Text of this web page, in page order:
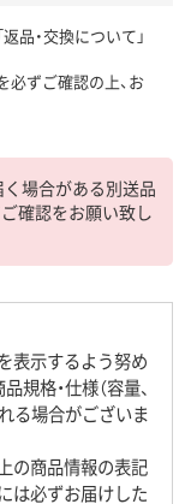
品・交換について」
を必ずご確認の上、お
場合がある別送品
確認をお願い致し
表示するよう努め
規格・仕様（容量、
る場合がございま
の商品情報の表記
は必ずお届けした